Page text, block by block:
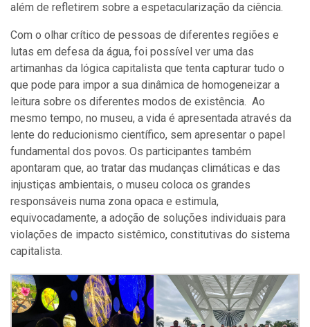
além de refletirem sobre a espetacularização da ciência.
Com o olhar crítico de pessoas de diferentes regiões e
lutas em defesa da água, foi possível ver uma das
artimanhas da lógica capitalista que tenta capturar tudo o
que pode para impor a sua dinâmica de homogeneizar a
leitura sobre os diferentes modos de existência. Ao
mesmo tempo, no museu, a vida é apresentada através da
lente do reducionismo científico, sem apresentar o papel
fundamental dos povos. Os participantes também
apontaram que, ao tratar das mudanças climáticas e das
injustiças ambientais, o museu coloca os grandes
responsáveis numa zona opaca e estimula,
equivocadamente, a adoção de soluções individuais para
violações de impacto sistêmico, constitutivas do sistema
capitalista.